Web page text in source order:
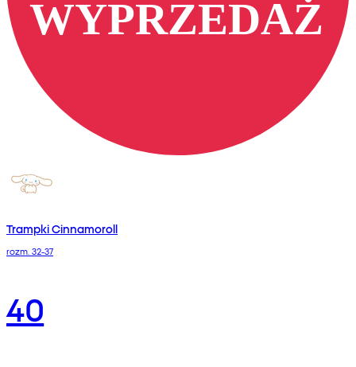
Trampki Cinnamoroll
rozm. 32-37
40